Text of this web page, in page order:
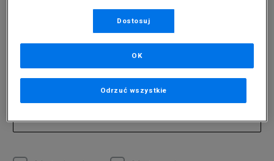
Powrót do sklepu
Zapisz się do newslettera
Dostosuj
Odrzuć wszystkie
OK